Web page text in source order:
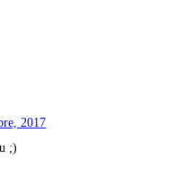
2017
;)